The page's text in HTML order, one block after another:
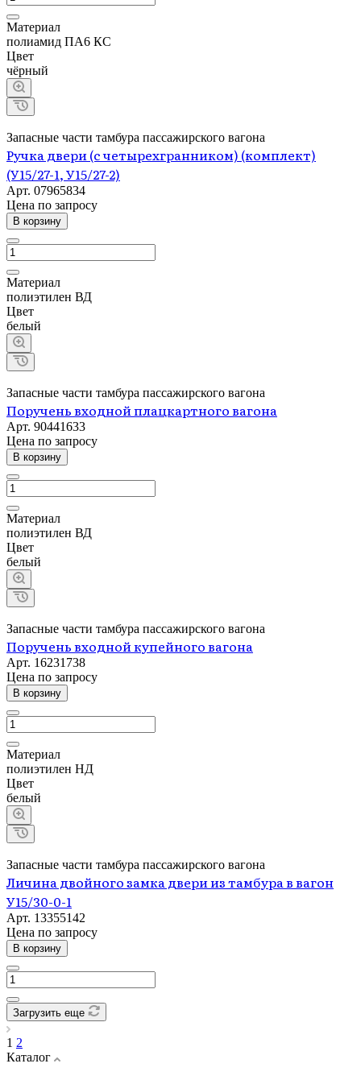
Материал
полиамид ПА6 КС
Цвет
чёрный
Запасные части тамбура пассажирского вагона
Ручка двери (с четырехгранником) (комплект)
(У15/27-1, У15/27-2)
Арт. 07965834
Цена по запросу
В корзину
Материал
полиэтилен ВД
Цвет
белый
Запасные части тамбура пассажирского вагона
Поручень входной плацкартного вагона
Арт. 90441633
Цена по запросу
В корзину
Материал
полиэтилен ВД
Цвет
белый
Запасные части тамбура пассажирского вагона
Поручень входной купейного вагона
Арт. 16231738
Цена по запросу
В корзину
Материал
полиэтилен НД
Цвет
белый
Запасные части тамбура пассажирского вагона
Личина двойного замка двери из тамбура в вагон
У15/30-0-1
Арт. 13355142
Цена по запросу
В корзину
Загрузить еще
1 2
Каталог